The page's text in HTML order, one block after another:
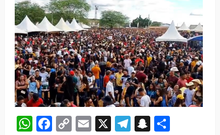
WhatsApp
Facebook
CopyEmail
X Telegram
Snapchat